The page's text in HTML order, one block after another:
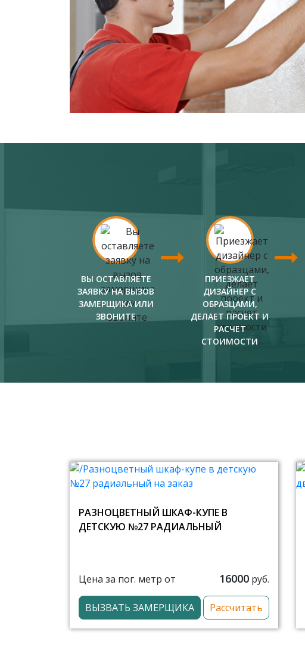
ВЫ ОСТАВЛЯЕТЕ
ЗАЯВКУ НА ВЫЗОВ
ЗАМЕРЩИКА ИЛИ
ЗВОНИТЕ
ПРИЕЗЖАЕТ
ДИЗАЙНЕР С
ОБРАЗЦАМИ,
ДЕЛАЕТ ПРОЕКТ И
РАСЧЕТ
СТОИМОСТИ
РАЗНОЦВЕТНЫЙ ШКАФ-КУПЕ В
ДЕТСКУЮ №27 РАДИАЛЬНЫЙ
Цена за пог. метр от 16000 руб.
ВЫЗВАТЬ ЗАМЕРЩИКА Рассчитать